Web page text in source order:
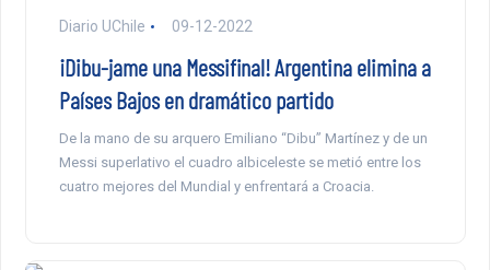
Diario UChile 09-12-2022
¡Dibu-jame una Messifinal! Argentina elimina a
Países Bajos en dramático partido
De la mano de su arquero Emiliano “Dibu” Martínez y de un
Messi superlativo el cuadro albiceleste se metió entre los
cuatro mejores del Mundial y enfrentará a Croacia.